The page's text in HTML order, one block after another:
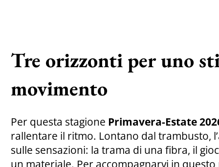
Tre orizzonti per uno
movimento
Per questa stagione Primavera-Estate
rallentare il ritmo. Lontano dal trambusto,
sulle sensazioni: la trama di una fibra, il
un materiale. Per accompagnarvi in questo